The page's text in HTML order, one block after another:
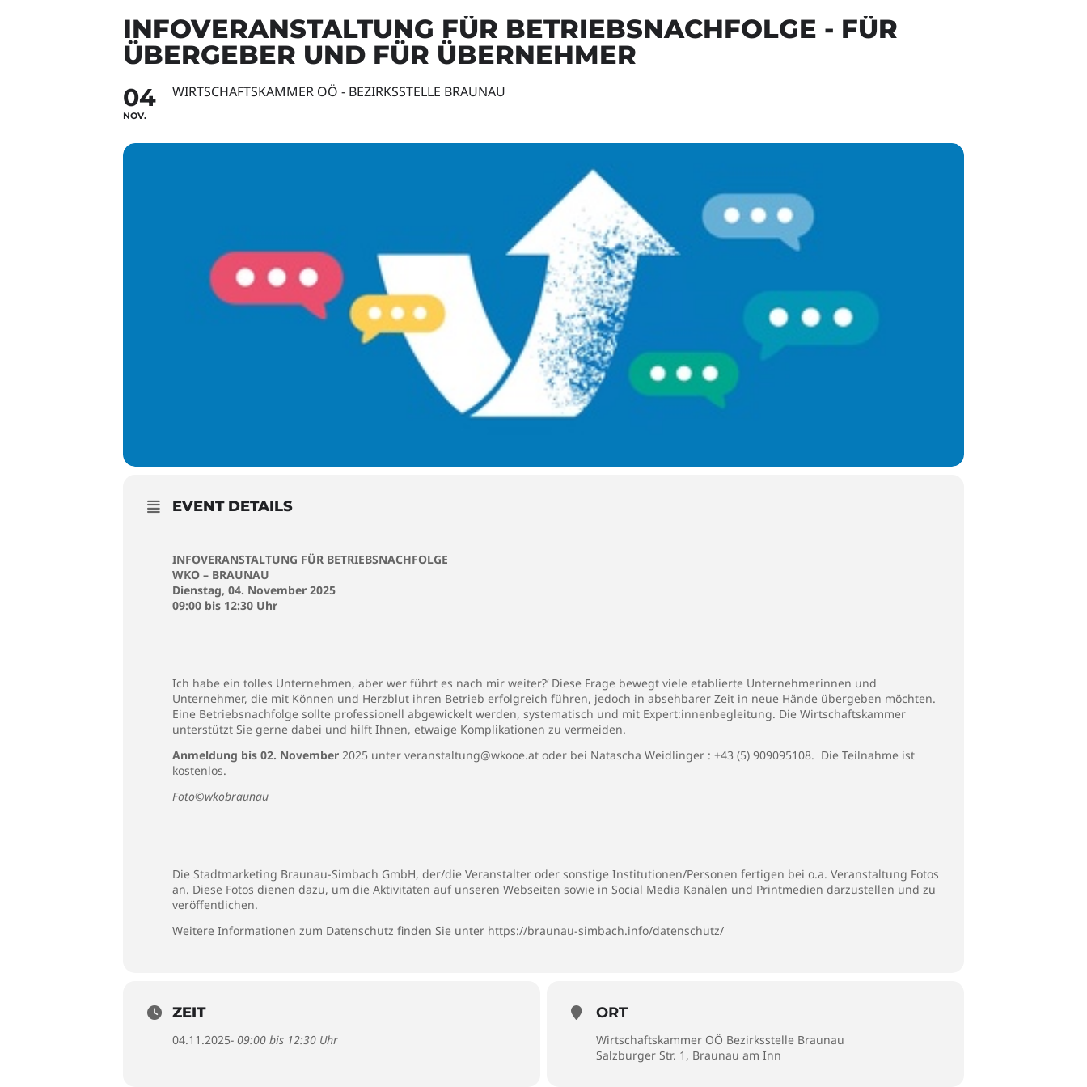
INFOVERANSTALTUNG FÜR BETRIEBSNACHFOLGE - FÜR
ÜBERGEBER UND FÜR ÜBERNEHMER
04
NOV.
WIRTSCHAFTSKAMMER OÖ - BEZIRKSSTELLE BRAUNAU
EVENT DETAILS
INFOVERANSTALTUNG FÜR BETRIEBSNACHFOLGE
WKO – BRAUNAU
Dienstag, 04. November 2025
09:00 bis 12:30 Uhr
Ich habe ein tolles Unternehmen, aber wer führt es nach mir weiter?‘ Diese Frage bewegt viele etablierte Unternehmerinnen und
Unternehmer, die mit Können und Herzblut ihren Betrieb erfolgreich führen, jedoch in absehbarer Zeit in neue Hände übergeben möchten.
Eine Betriebsnachfolge sollte professionell abgewickelt werden, systematisch und mit Expert:innenbegleitung. Die Wirtschaftskammer
unterstützt Sie gerne dabei und hilft Ihnen, etwaige Komplikationen zu vermeiden.
Anmeldung bis 02. November 2025 unter veranstaltung@wkooe.at oder bei Natascha Weidlinger : +43 (5) 909095108. Die Teilnahme ist
kostenlos.
Foto©wkobraunau
Die Stadtmarketing Braunau-Simbach GmbH, der/die Veranstalter oder sonstige Institutionen/Personen fertigen bei o.a. Veranstaltung Fotos
an. Diese Fotos dienen dazu, um die Aktivitäten auf unseren Webseiten sowie in Social Media Kanälen und Printmedien darzustellen und zu
veröffentlichen.
Weitere Informationen zum Datenschutz finden Sie unter https://braunau-simbach.info/datenschutz/
ZEIT
04.11.2025- 09:00 bis 12:30 Uhr
ORT
Wirtschaftskammer OÖ Bezirksstelle Braunau
Salzburger Str. 1, Braunau am Inn